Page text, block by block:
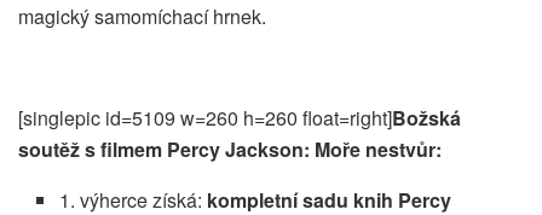
magický samomíchací hrnek.
[singlepic id=5109 w=260 h=260 float=right]Božská
soutěž s filmem Percy Jackson: Moře nestvůr:
1. výherce získá: kompletní sadu knih Percy